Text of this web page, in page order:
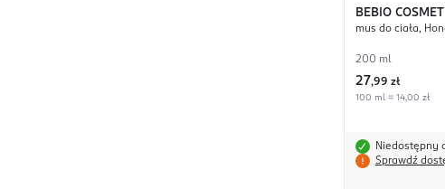
BEBIO
mus do ciała,
200 ml
27,99 zł
100 ml = 14,00 zł
Niedostępny
Sprawdź